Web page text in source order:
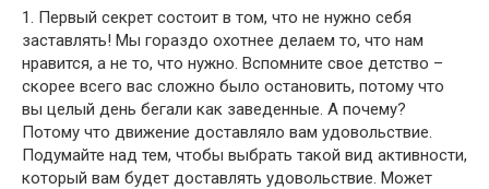
1. Первый секрет состоит в том, что не нужно себя
заставлять! Мы гораздо охотнее делаем то, что нам
нравится, а не то, что нужно. Вспомните свое детство –
скорее всего вас сложно было остановить, потому что
вы целый день бегали как заведенные. А почему?
Потому что движение доставляло вам удовольствие.
Подумайте над тем, чтобы выбрать такой вид активности,
который вам будет доставлять удовольствие. Может